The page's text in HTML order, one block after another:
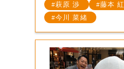
萩原 渉
藤本
今川 菜緒